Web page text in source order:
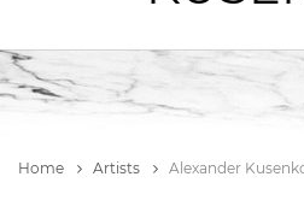
Home Artists Alexander